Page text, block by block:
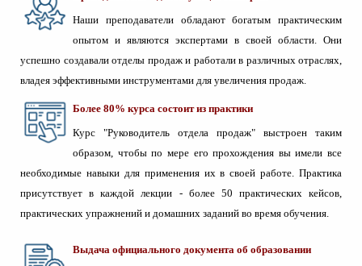
Наши преподаватели обладают богатым практическим
опытом и являются экспертами в своей области. Они
успешно создавали отделы продаж и работали в различных отраслях,
владея эффективными инструментами для увеличения продаж.
Более 80% курса состоит из практики
Курс "Руководитель отдела продаж" выстроен таким
образом, чтобы по мере его прохождения вы имели все
необходимые навыки для применения их в своей работе. Практика
присутствует в каждой лекции - более 50 практических кейсов,
практических упражнений и домашних заданий во время обучения.
Выдача официального документа об образовании